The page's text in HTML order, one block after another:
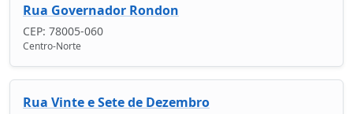
Rua Governador Rondon
CEP: 78005-060
Centro-Norte
Rua Vinte e Sete de Dezembro